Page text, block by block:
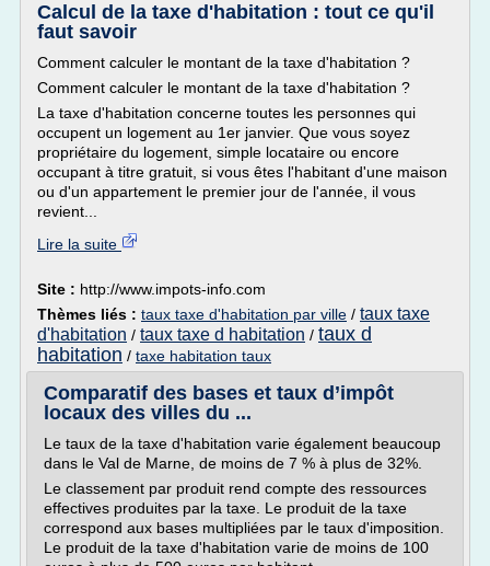
Calcul de la taxe d'habitation : tout ce qu'il
faut savoir
Comment calculer le montant de la taxe d'habitation ?
Comment calculer le montant de la taxe d'habitation ?
La taxe d'habitation concerne toutes les personnes qui
occupent un logement au 1er janvier. Que vous soyez
propriétaire du logement, simple locataire ou encore
occupant à titre gratuit, si vous êtes l'habitant d'une maison
ou d'un appartement le premier jour de l'année, il vous
revient...
Lire la suite
Site : http://www.impots-info.com
Thèmes liés : taux taxe d'habitation par ville / taux taxe
d'habitation / taux taxe d habitation / taux d
habitation / taxe habitation taux
Comparatif des bases et taux d’impôt
locaux des villes du ...
Le taux de la taxe d'habitation varie également beaucoup
dans le Val de Marne, de moins de 7 % à plus de 32%.
Le classement par produit rend compte des ressources
effectives produites par la taxe. Le produit de la taxe
correspond aux bases multipliées par le taux d'imposition.
Le produit de la taxe d'habitation varie de moins de 100